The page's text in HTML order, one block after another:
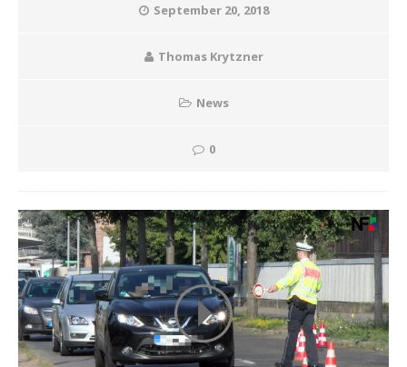
September 20, 2018
Thomas Krytzner
News
0